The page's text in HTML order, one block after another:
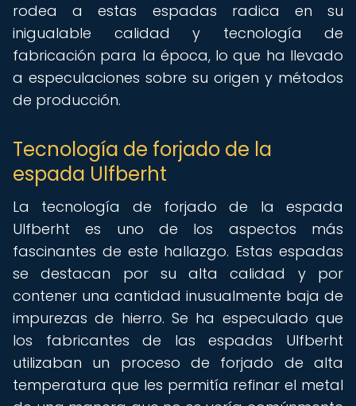
rodea a estas espadas radica en su
inigualable calidad y tecnología de
fabricación para la época, lo que ha llevado
a especulaciones sobre su origen y métodos
de producción.
Tecnología de forjado de la
espada Ulfberht
La tecnología de forjado de la espada
Ulfberht es uno de los aspectos más
fascinantes de este hallazgo. Estas espadas
se destacan por su alta calidad y por
contener una cantidad inusualmente baja de
impurezas de hierro. Se ha especulado que
los fabricantes de las espadas Ulfberht
utilizaban un proceso de forjado de alta
temperatura que les permitía refinar el metal